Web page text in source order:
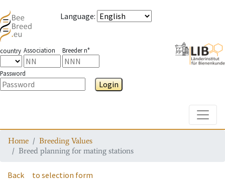
Language:
country Association Breeder n°
Password
Login
Home
Breeding Values
Breed planning for mating stations
Back to selection form